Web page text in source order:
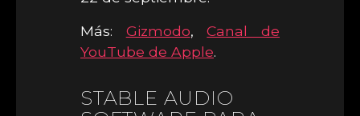
Más: Gizmodo,Canal de
YouTube de Apple.
STABLE AUDIO